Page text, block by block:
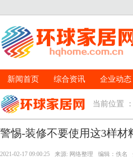
新闻首页 综合资讯 企业动态
当前位置 ：
警惕-装修不要使用这3样
2021-02-17 09:00:25 来源: 网络整理 编辑：佚名